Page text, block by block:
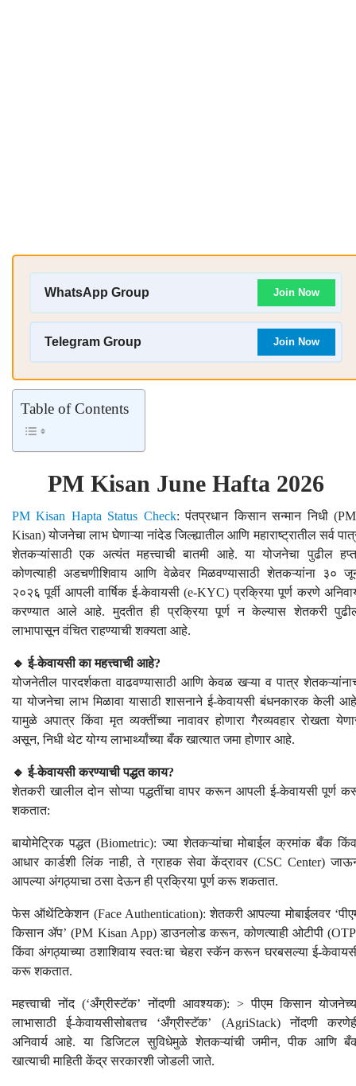
WhatsApp Group Join Now
Telegram Group Join Now
Table of Contents
PM Kisan June Hafta 2026
PM Kisan Hapta Status Check: पंतप्रधान किसान सन्मान निधी
Kisan) योजनेचा लाभ घेणाऱ्या नांदेड जिल्ह्यातील आणि महाराष्ट्रातील सर्व
शेतकऱ्यांसाठी एक अत्यंत महत्त्वाची बातमी आहे. या योजनेचा पुढील
कोणत्याही अडचणीशिवाय आणि वेळेवर मिळवण्यासाठी शेतकऱ्यांना ३०
२०२६ पूर्वी आपली वार्षिक ई-केवायसी (e-KYC) प्रक्रिया पूर्ण करणे
करण्यात आले आहे. मुदतीत ही प्रक्रिया पूर्ण न केल्यास शेतकरी
लाभापासून वंचित राहण्याची शक्यता आहे.
🔹 ई-केवायसी का महत्त्वाची आहे?
योजनेतील पारदर्शकता वाढवण्यासाठी आणि केवळ खऱ्या व पात्र
या योजनेचा लाभ मिळावा यासाठी शासनाने ई-केवायसी बंधनकारक केली
यामुळे अपात्र किंवा मृत व्यक्तींच्या नावावर होणारा गैरव्यवहार रोखता
असून, निधी थेट योग्य लाभार्थ्यांच्या बँक खात्यात जमा होणार आहे.
🔹 ई-केवायसी करण्याची पद्धत काय?
शेतकरी खालील दोन सोप्या पद्धतींचा वापर करून आपली ई-केवायसी पूर्ण
शकतात:
बायोमेट्रिक पद्धत (Biometric): ज्या शेतकऱ्यांचा मोबाईल क्रमांक बँक
आधार कार्डशी लिंक नाही, ते ग्राहक सेवा केंद्रावर (CSC Center)
आपल्या अंगठ्याचा ठसा देऊन ही प्रक्रिया पूर्ण करू शकतात.
फेस ऑथेंटिकेशन (Face Authentication): शेतकरी आपल्या मोबाईलवर
किसान ॲप’ (PM Kisan App) डाउनलोड करून, कोणत्याही ओटीपी
किंवा अंगठ्याच्या ठशाशिवाय स्वतःचा चेहरा स्कॅन करून घरबसल्या ई-
करू शकतात.
महत्त्वाची नोंद (‘अँग्रीस्टॅक’ नोंदणी आवश्यक): > पीएम किसान
लाभासाठी ई-केवायसीसोबतच ‘अँग्रीस्टॅक’ (AgriStack) नोंदणी
अनिवार्य आहे. या डिजिटल सुविधेमुळे शेतकऱ्यांची जमीन, पीक आणि
खात्याची माहिती केंद्र सरकारशी जोडली जाते.